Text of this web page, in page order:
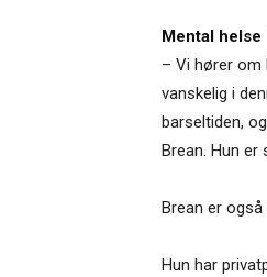
Mental
– Vi hører om
vanskelig i
barseltiden,
Brean. Hun
Brean er
Hun har